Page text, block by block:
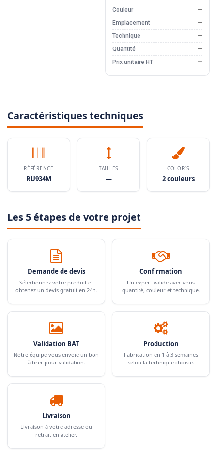
Couleur
—
Emplacement
—
Technique
—
Quantité
—
Prix unitaire HT
—
Caractéristiques techniques
RÉFÉRENCE
RU934M
TAILLES
—
COLORIS
2 couleurs
Les 5 étapes de votre projet
Demande de devis
Sélectionnez votre produit et
obtenez un devis gratuit en 24h.
Confirmation
Un expert valide avec vous
quantité, couleur et technique.
Validation BAT
Notre équipe vous envoie un bon
à tirer pour validation.
Production
Fabrication en 1 à 3 semaines
selon la technique choisie.
Livraison
Livraison à votre adresse ou
retrait en atelier.